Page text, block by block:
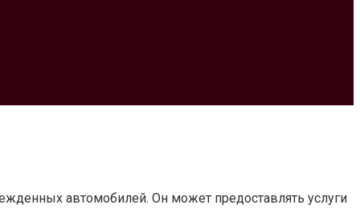
автомобилей. Он может предоставлять услуги